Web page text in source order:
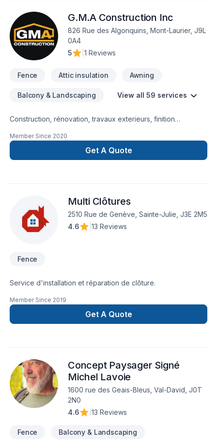
G.M.A Construction Inc
826 Rue des Algonquins, Mont-Laurier, J9L
0A4
5
1 Reviews
Fence Attic insulation Awning
Balcony & Landscaping View all 59 services
Construction, rénovation, travaux exterieurs, finition
Marc Antoine Giroux GMA Construction Inc.
Member Since 2020
Get A Quote
Multi Clôtures
2510 Rue de Genève, Sainte-Julie, J3E 2M5
4.6
13 Reviews
Fence
Service d'installation et réparation de clôture.
Member Since 2019
Get A Quote
Concept Paysager Signé
Michel Lavoie
1600 rue des Geais-Bleus, Val-David, J0T
2N0
4.6
13 Reviews
Fence Balcony & Landscaping